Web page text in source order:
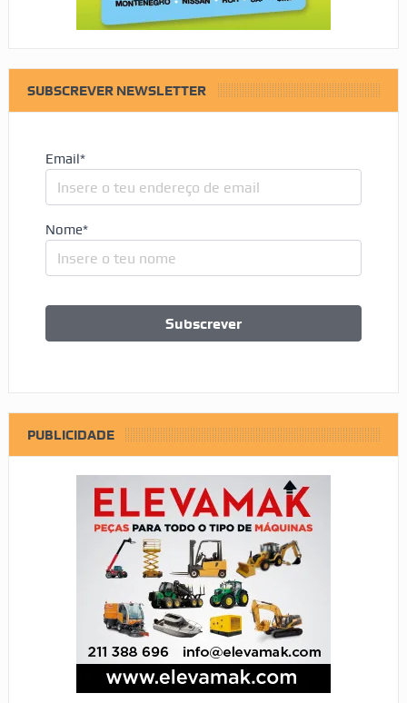
SUBSCREVER NEWSLETTER
Email*
Nome*
PUBLICIDADE